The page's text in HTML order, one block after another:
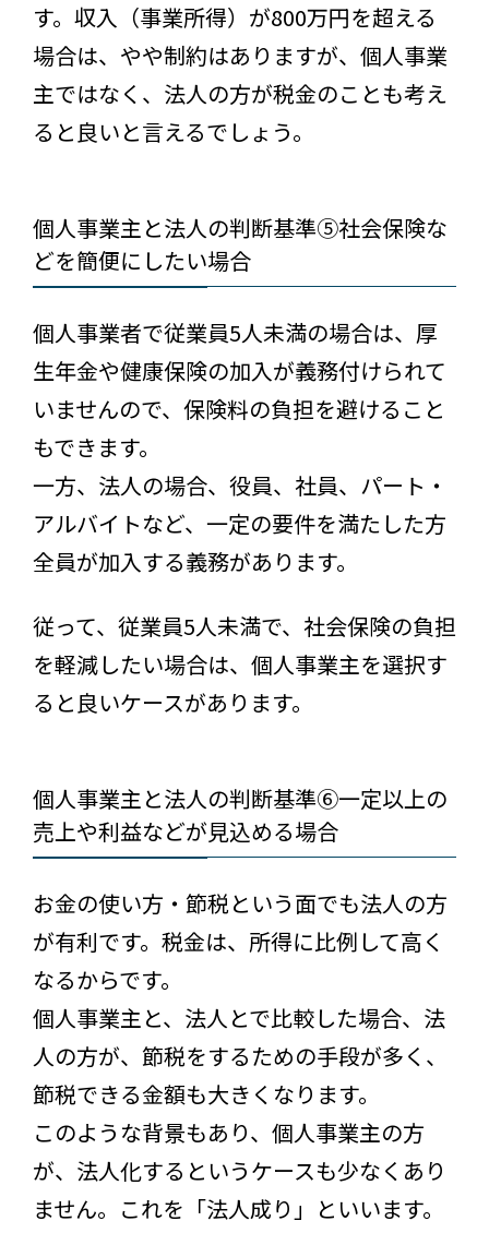
す。収入（事業所得）が800万円を超える
場合は、やや制約はありますが、個人事業
主ではなく、法人の方が税金のことも考え
ると良いと言えるでしょう。
個人事業主と法人の判断基準⑤社会保険な
どを簡便にしたい場合
個人事業者で従業員5人未満の場合は、厚
生年金や健康保険の加入が義務付けられて
いませんので、保険料の負担を避けること
もできます。
一方、法人の場合、役員、社員、パート・
アルバイトなど、一定の要件を満たした方
全員が加入する義務があります。
従って、従業員5人未満で、社会保険の負担
を軽減したい場合は、個人事業主を選択す
ると良いケースがあります。
個人事業主と法人の判断基準⑥一定以上の
売上や利益などが見込める場合
お金の使い方・節税という面でも法人の方
が有利です。税金は、所得に比例して高く
なるからです。
個人事業主と、法人とで比較した場合、法
人の方が、節税をするための手段が多く、
節税できる金額も大きくなります。
このような背景もあり、個人事業主の方
が、法人化するというケースも少なくあり
ません。これを「法人成り」といいます。